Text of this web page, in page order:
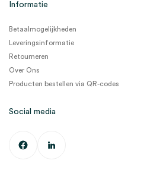
Informatie
Betaalmogelijkheden
Leveringsinformatie
Retourneren
Over Ons
Producten bestellen via QR-codes
Social media